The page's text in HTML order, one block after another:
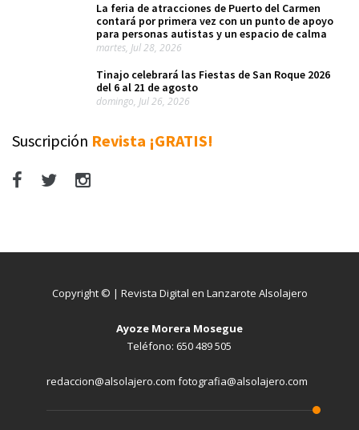
La feria de atracciones de Puerto del Carmen
contará por primera vez con un punto de apoyo
para personas autistas y un espacio de calma
martes, Jul 28, 2026
Tinajo celebrará las Fiestas de San Roque 2026
del 6 al 21 de agosto
domingo, Jul 26, 2026
Suscripción Revista ¡GRATIS!
Copyright © | Revista Digital en Lanzarote Alsolajero
Ayoze Morera Mosegue
Teléfono: 650 489 505
redaccion@alsolajero.com fotografia@alsolajero.com